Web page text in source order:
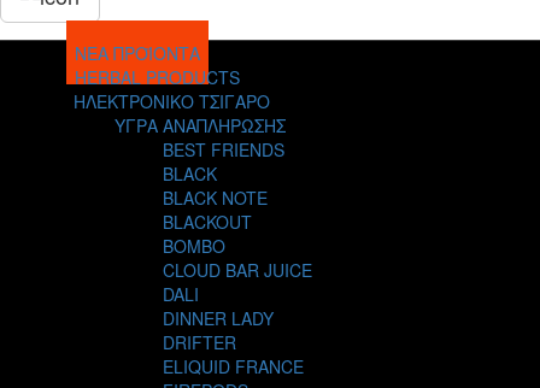
ΝΕΑ ΠΡΟΪΟΝΤΑ
HERBAL PRODUCTS
ΗΛΕΚΤΡΟΝΙΚΟ ΤΣΙΓΑΡΟ
ΥΓΡΑ ΑΝΑΠΛΗΡΩΣΗΣ
BEST FRIENDS
BLACK
BLACK NOTE
BLACKOUT
BOMBO
CLOUD BAR JUICE
DALI
DINNER LADY
DRIFTER
ELIQUID FRANCE